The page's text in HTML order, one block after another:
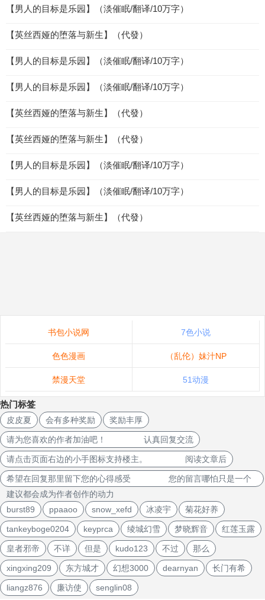
【男人的目标是乐园】（淡催眠/翻译/10万字）
【英丝西娅的堕落与新生】（代發）
【男人的目标是乐园】（淡催眠/翻译/10万字）
【男人的目标是乐园】（淡催眠/翻译/10万字）
【英丝西娅的堕落与新生】（代發）
【英丝西娅的堕落与新生】（代發）
【男人的目标是乐园】（淡催眠/翻译/10万字）
【男人的目标是乐园】（淡催眠/翻译/10万字）
【英丝西娅的堕落与新生】（代發）
书包小说网 7色小说
色色漫画 （乱伦）妹汁NP
禁漫天堂 51动漫
热门标签
皮皮夏 会有多种奖励 奖励丰厚
请为您喜欢的作者加油吧！ 认真回复交流
请点击页面右边的小手图标支持楼主。 阅读文章后
希望在回复那里留下您的心得感受 您的留言哪怕只是一个
建议都会成为作者创作的动力
burst89
ppaaoo snow_xefd 冰凌宇 菊花好养
tankeyboge0204 keyprca 绫城幻雪 梦晓辉音 红莲玉露
皇者邪帝 不详 但是 kudo123 不过 那么
xingxing209 东方城才 幻想3000 dearnyan 长门有希
liangz876 廉访使 senglin08